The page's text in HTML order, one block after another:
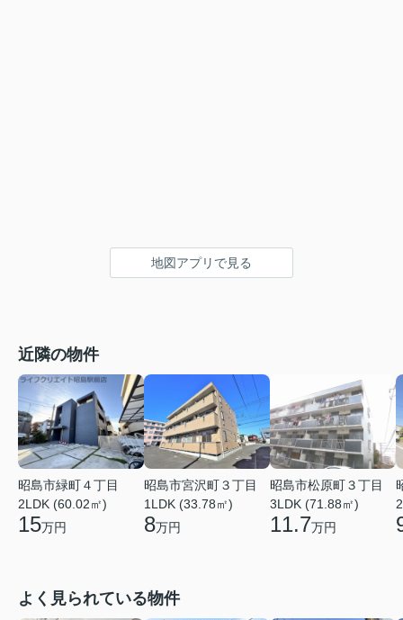
地図アプリで見る
近隣の物件
昭島市緑町４丁目
2LDK (60.02㎡)
15万円
昭島市宮沢町３丁目
1LDK (33.78㎡)
8万円
昭島市松原町３丁目
3LDK (71.88㎡)
11.7万円
よく見られている物件